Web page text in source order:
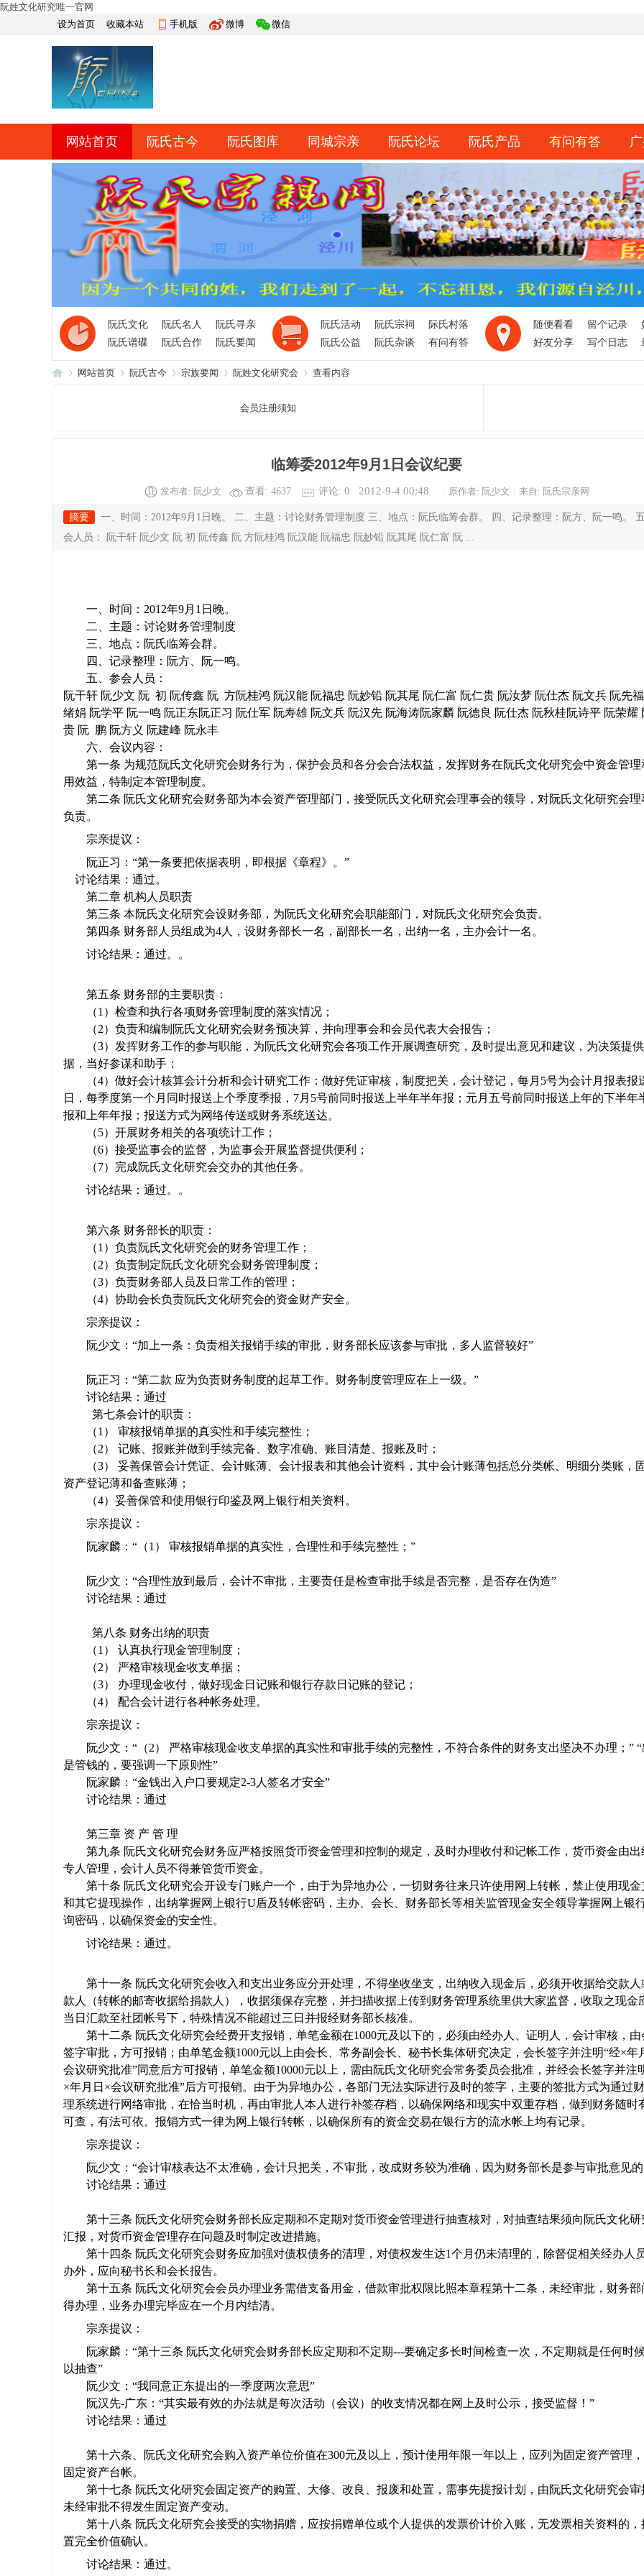
阮姓文化研究唯一官网
设为首页
收藏本站 手机版 微博 微信
快捷导航
网站首页 阮氏古今 阮氏图库 同城宗亲 阮氏论坛 阮氏产品 有问有答
网上祭祀 排行榜 导读 日志
阮氏文化 阮氏名人
阮氏寻亲
阮氏谱碟
阮氏合作 阮氏要闻
阮氏活动 阮氏宗祠
际氏村落
阮氏公益
阮氏杂谈 有问有答
随便看看 留个记录
好友分享
写个日志
网站首页 阮氏古今 宗族要闻 阮姓文化研究会 查看内容
会员注册须知
临筹委2012年9月1日会议纪要
发布者: 阮少文 查看: 4637 评论: 0 2012-9-4 00:48 原作者: 阮少文 来自: 阮氏宗亲网
摘要
一、时间：2012年9月1日晚。 二、主题：讨论财务管理制度 三、地点：阮氏临筹会群。 四、记录整理：阮方、阮一鸣。
会人员： 阮干轩 阮少文 阮 初 阮传鑫 阮 方阮桂鸿 阮汉能 阮福忠 阮妙铅 阮其尾 阮仁富 阮 ...
一、时间： 2012年9月 1 日晚。
二、主题：讨论财务管理制度
三、地点：阮氏临筹会群。
四、记录整理：阮方、阮一鸣。
五、参会人员：
阮干轩 阮少文 阮 初 阮传鑫 阮 方阮桂鸿 阮汉能 阮福忠 阮妙铅 阮其尾 阮仁富 阮仁贵 阮汝梦 阮仕杰 阮文兵 阮先
绪娟 阮学平 阮一鸣 阮正东阮正习 阮仕军 阮寿雄 阮文兵 阮汉先 阮海涛阮家麟 阮德良 阮仕杰 阮秋桂阮诗平 阮荣耀
贵 阮 鹏 阮方义 阮建峰 阮永丰
六、会议内容：
第一条 为规范阮氏文化研究会财务行为，保护会员和各分会合法权益，发挥财务在阮氏文化研究会中资金管理
用效益，特制定本管理制度。
第二条 阮氏文化研究会财务部为本会资产管理部门，接受阮氏文化研究会理事会的领导，对阮氏文化研究会理
负责。
宗亲提议：
阮正习：“第一条要把依据表明，即根据《章程》。”
讨论结果：通过。
第二章 机构人员职责
第三条 本阮氏文化研究会设财务部，为阮氏文化研究会职能部门，对阮氏文化研究会负责。
第四条 财务部人员组成为4人，设财务部长一名，副部长一名，出纳一名，主办会计一名。
讨论结果：通过。。
第五条 财务部的主要职责：
（1 ）检查和执行各项财务管理制度的落实情况；
（2）负责和编制阮氏文化研究会财务预决算，并向理事会和会员代表大会报告；
（3）发挥财务工作的参与职能，为阮氏文化研究会各项工作开展调查研究，及时提出意见和建议，为决策提
据，当好参谋和助手；
（4）做好会计核算会计分析和会计研究工作：做好凭证审核，制度把关，会计登记，每月 5号为会计月报表报
日，每季度第一个月同时报送上个季度季报， 7月 5号前同时报送上半年半年报；元月五号前同时报送上年的下半年
报和上年年报；报送方式为网络传送或财务系统送达。
（5）开展财务相关的各项统计工作；
（6）接受监事会的监督，为监事会开展监督提供便利；
（7）完成阮氏文化研究会交办的其他任务。
讨论结果：通过。。
第六条 财务部长的职责：
（1 ）负责阮氏文化研究会的财务管理工作；
（2）负责制定阮氏文化研究会财务管理制度；
（3）负责财务部人员及日常工作的管理；
（4）协助会长负责阮氏文化研究会的资金财产安全。
宗亲提议：
阮少文：“加上一条：负责相关报销手续的审批，财务部长应该参与审批，多人监督较好”
阮正习：“第二款 应为负责财务制度的起草工作。财务制度管理应在上一级。”
讨论结果：通过
第七条会计的职责：
（1 ） 审核报销单据的真实性和手续完整性；
（2） 记账、报账并做到手续完备、数字准确、账目清楚、报账及时；
（3） 妥善保管会计凭证、会计账薄、会计报表和其他会计资料，其中会计账薄包括总分类帐、明细分类账，
资产登记薄和备查账薄；
（4）妥善保管和使用银行印鉴及网上银行相关资料。
宗亲提议：
阮家麟：“（1 ） 审核报销单据的真实性，合理性和手续完整性；”
阮少文：“合理性放到最后，会计不审批，主要责任是检查审批手续是否完整，是否存在伪造”
讨论结果：通过
第八条 财务出纳的职责
（1 ） 认真执行现金管理制度；
（2） 严格审核现金收支单据；
（3） 办理现金收付，做好现金日记账和银行存款日记账的登记；
（4） 配合会计进行各种帐务处理。
宗亲提议：
阮少文：“（2） 严格审核现金收支单据的真实性和审批手续的完整性，不符合条件的财务支出坚决不办理；”
是管钱的，要强调一下原则性”
阮家麟：“金钱出入户口要规定2-3人签名才安全”
讨论结果：通过
第三章 资 产 管 理
第九条 阮氏文化研究会财务应严格按照货币资金管理和控制的规定，及时办理收付和记帐工作，货币资金由出
专人管理，会计人员不得兼管货币资金。
第十条 阮氏文化研究会开设专门账户一个，由于为异地办公，一切财务往来只许使用网上转帐，禁止使用现金
和其它提现操作，出纳掌握网上银行U盾及转帐密码，主办、会长、财务部长等相关监管现金安全领导掌握网上银
询密码，以确保资金的安全性。
讨论结果：通过。
第十一条 阮氏文化研究会收入和支出业务应分开处理，不得坐收坐支，出纳收入现金后，必须开收据给交款人
款人（转帐的邮寄收据给捐款人），收据须保存完整，并扫描收据上传到财务管理系统里供大家监督，收取之现金
当日汇款至社团帐号下，特殊情况不能超过三日并报经财务部长核准。
第十二条 阮氏文化研究会经费开支报销，单笔金额在1000元及以下的，必须由经办人、证明人，会计审核，由
签字审批，方可报销；由单笔金额1000元以上由会长、常务副会长、秘书长集体研究决定，会长签字并注明“经×年
会议研究批准”同意后方可报销，单笔金额10000元以上，需由阮氏文化研究会常务委员会批准，并经会长签字并注
×年月日×会议研究批准”后方可报销。由于为异地办公，各部门无法实际进行及时的签字，主要的签批方式为通过
理系统进行网络审批，在恰当时机，再由审批人本人进行补签存档，以确保网络和现实中双重存档，做到财务随时
可查，有法可依。报销方式一律为网上银行转帐，以确保所有的资金交易在银行方的流水帐上均有记录。
宗亲提议：
阮少文：“会计审核表达不太准确，会计只把关，不审批，改成财务较为准确，因为财务部长是参与审批意见的
讨论结果：通过
第十三条 阮氏文化研究会财务部长应定期和不定期对货币资金管理进行抽查核对，对抽查结果须向阮氏文化研
汇报，对货币资金管理存在问题及时制定改进措施。
第十四条 阮氏文化研究会财务应加强对债权债务的清理，对债权发生达1个月仍未清理的，除督促相关经办人
办外，应向秘书长和会长报告。
第十五条 阮氏文化研究会会员办理业务需借支备用金，借款审批权限比照本章程第十二条，未经审批，财务部
得办理，业务办理完毕应在一个月内结清。
宗亲提议：
阮家麟：“第十三条 阮氏文化研究会财务部长应定期和不定期---要确定多长时间检查一次，不定期就是任何时
以抽查”
阮少文：“我同意正东提出的一季度两次意思”
阮汉先-广东：“其实最有效的办法就是每次活动（会议）的收支情况都在网上及时公示，接受监督！”
讨论结果：通过
第十六条、阮氏文化研究会购入资产单位价值在300元及以上，预计使用年限一年以上，应列为固定资产管理
固定资产台帐。
第十七条 阮氏文化研究会固定资产的购置、大修、改良、报废和处置，需事先提报计划，由阮氏文化研究会审
未经审批不得发生固定资产变动。
第十八条 阮氏文化研究会接受的实物捐赠，应按捐赠单位或个人提供的发票价计价入账，无发票相关资料的，
置完全价值确认。
讨论结果：通过。